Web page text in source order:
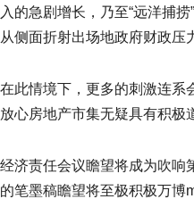
入的急剧增长，乃至“远洋捕
从侧面折射出场地政府财政压
在此情境下，更多的刺激连系
放心房地产市集无疑具有积极
经济责任会议瞻望将成为吹响
的笔墨稿瞻望将至极积极万博